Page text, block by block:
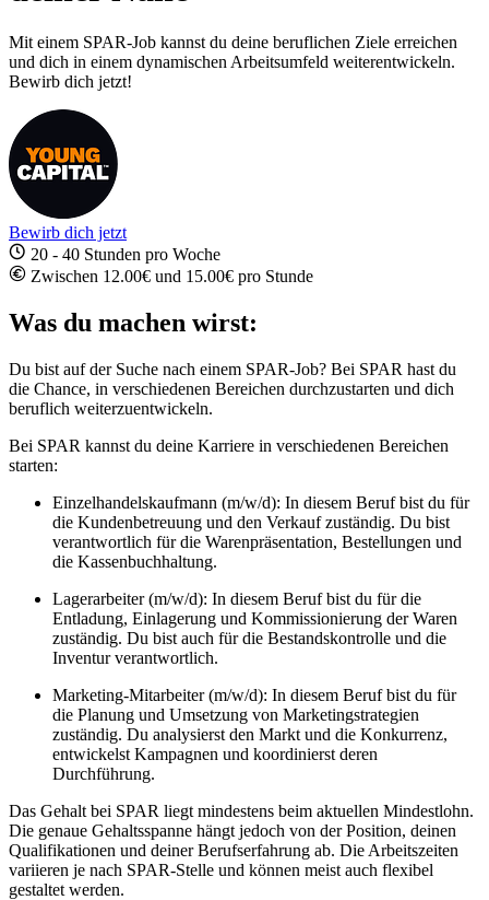
Mit einem SPAR-Job kannst du deine beruflichen Ziele erreichen
und dich in einem dynamischen Arbeitsumfeld weiterentwickeln.
Bewirb dich jetzt!
Bewirb dich jetzt
20 - 40 Stunden pro Woche
Zwischen 12.00€ und 15.00€ pro Stunde
Was du machen wirst:
Du bist auf der Suche nach einem SPAR-Job? Bei SPAR hast du
die Chance, in verschiedenen Bereichen durchzustarten und dich
beruflich weiterzuentwickeln.
Bei SPAR kannst du deine Karriere in verschiedenen Bereichen
starten:
Einzelhandelskaufmann (m/w/d): In diesem Beruf bist du für
die Kundenbetreuung und den Verkauf zuständig. Du bist
verantwortlich für die Warenpräsentation, Bestellungen und
die Kassenbuchhaltung.
Lagerarbeiter (m/w/d): In diesem Beruf bist du für die
Entladung, Einlagerung und Kommissionierung der Waren
zuständig. Du bist auch für die Bestandskontrolle und die
Inventur verantwortlich.
Marketing-Mitarbeiter (m/w/d): In diesem Beruf bist du für
die Planung und Umsetzung von Marketingstrategien
zuständig. Du analysierst den Markt und die Konkurrenz,
entwickelst Kampagnen und koordinierst deren
Durchführung.
Das Gehalt bei SPAR liegt mindestens beim aktuellen Mindestlohn.
Die genaue Gehaltsspanne hängt jedoch von der Position, deinen
Qualifikationen und deiner Berufserfahrung ab. Die Arbeitszeiten
variieren je nach SPAR-Stelle und können meist auch flexibel
gestaltet werden.